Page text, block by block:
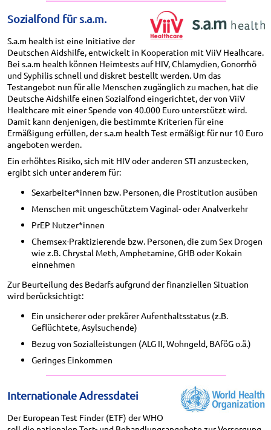
Sozialfond für s.a.m.
S.a.m health ist eine Initiative der
Deutschen Aidshilfe, entwickelt in Kooperation mit ViiV Healhcare.
Bei s.a.m health können Heimtests auf HIV, Chlamydien, Gonorrhö
und Syphilis schnell und diskret bestellt werden. Um das
Testangebot nun für alle Menschen zugänglich zu machen, hat die
Deutsche Aidshilfe einen Sozialfond eingerichtet, der von ViiV
Healthcare mit einer Spende von 40.000 Euro unterstützt wird.
Damit kann denjenigen, die bestimmte Kriterien für eine
Ermäßigung erfüllen, der s.a.m health Test ermäßigt für nur 10 Euro
angeboten werden.
Ein erhöhtes Risiko, sich mit HIV oder anderen STI anzustecken,
ergibt sich unter anderem für:
Sexarbeiter*innen bzw. Personen, die Prostitution ausüben
Menschen mit ungeschütztem Vaginal- oder Analverkehr
PrEP Nutzer*innen
Chemsex-Praktizierende bzw. Personen, die zum Sex Drogen
wie z.B. Chrystal Meth, Amphetamine, GHB oder Kokain
einnehmen
Zur Beurteilung des Bedarfs aufgrund der finanziellen Situation
wird berücksichtigt:
Ein unsicherer oder prekärer Aufenthaltsstatus (z.B.
Geflüchtete, Asylsuchende)
Bezug von Sozialleistungen (ALG II, Wohngeld, BAföG o.ä.)
Geringes Einkommen
Internationale Adressdatei
Der European Test Finder (ETF) der WHO